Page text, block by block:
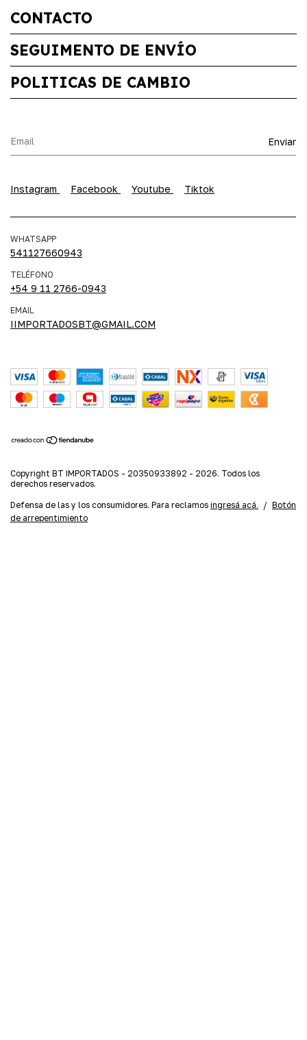
CONTACTO
SEGUIMENTO DE ENVÍO
POLITICAS DE CAMBIO
Instagram Facebook Youtube Tiktok
WHATSAPP
541127660943
TELÉFONO
+54 9 11 2766-0943
EMAIL
IIMPORTADOSBT@GMAIL.COM
Copyright BT IMPORTADOS - 20350933892 - 2026. Todos los
derechos reservados.
Defensa de las y los consumidores. Para reclamos ingresá acá. / Botón
de arrepentimiento